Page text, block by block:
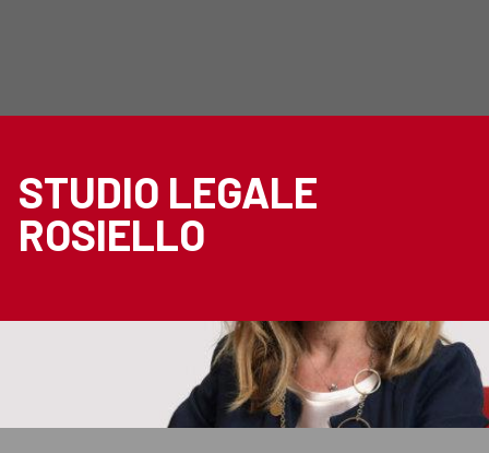
STUDIO LEGALE
ROSIELLO